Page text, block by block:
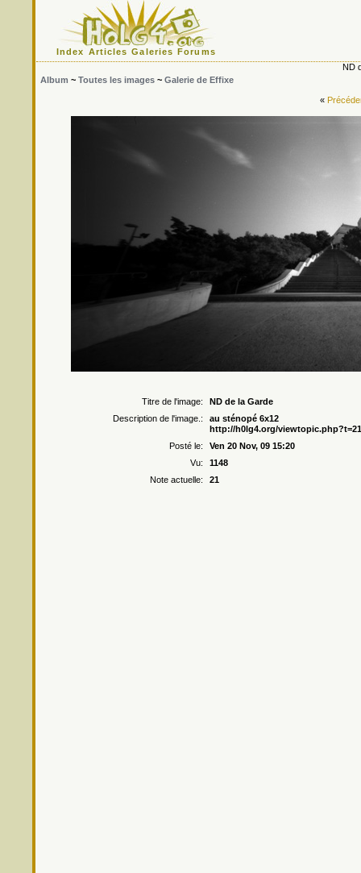
Index Articles Galeries Forums
ND
Album ~ Toutes les images ~ Galerie de Effixe
«
Titre de l'image:
ND de la Garde
Description de l'image.:
au sténopé 6x12
http://h0lg4.org/
Posté le:
Ven 20 Nov, 09 15:20
Vu:
1148
Note actuelle:
21